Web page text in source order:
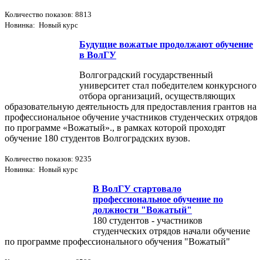
Количество показов: 8813
Новинка: Новый курс
Будущие вожатые продолжают обучение
в ВолГУ
Волгоградский государственный
университет стал победителем конкурсного
отбора организаций, осуществляющих
образовательную деятельность для предоставления грантов на
профессиональное обучение участников студенческих отрядов
по программе «Вожатый»., в рамках которой проходят
обучение 180 студентов Волгоградских вузов.
Количество показов: 9235
Новинка: Новый курс
В ВолГУ стартовало
профессиональное обучение по
должности "Вожатый"
180 студентов - участников
студенческих отрядов начали обучение
по программе профессионального обучения "Вожатый"